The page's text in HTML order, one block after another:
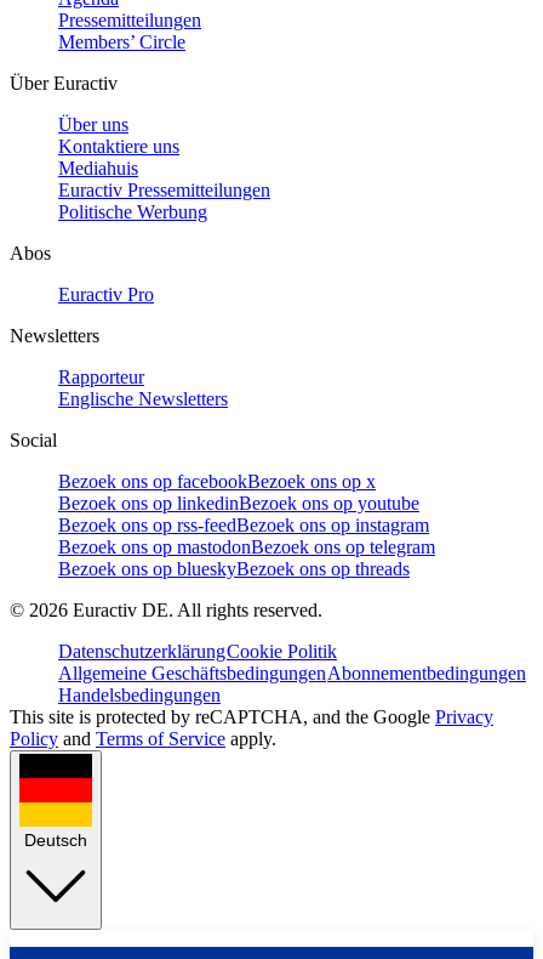
Pressemitteilungen
Members’ Circle
Über Euractiv
Über uns
Kontaktiere uns
Mediahuis
Euractiv Pressemitteilungen
Politische Werbung
Abos
Euractiv Pro
Newsletters
Rapporteur
Englische Newsletters
Social
Bezoek ons op facebookBezoek ons op x
Bezoek ons op linkedinBezoek ons op youtube
Bezoek ons op rss-feedBezoek ons op instagram
Bezoek ons op mastodonBezoek ons op telegram
Bezoek ons op blueskyBezoek ons op threads
© 2026 Euractiv DE. All rights reserved.
DatenschutzerklärungCookie Politik
Allgemeine GeschäftsbedingungenAbonnementbedingungen
Handelsbedingungen
This site is protected by reCAPTCHA, and the Google Privacy
Policy and Terms of Service apply.
Deutsch